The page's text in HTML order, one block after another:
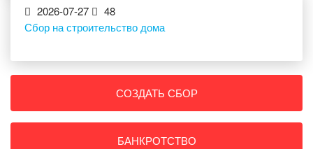
2026-07-27
48
Сбор на строительство дома
СОЗДАТЬ СБОР
БАНКРОТСТВО